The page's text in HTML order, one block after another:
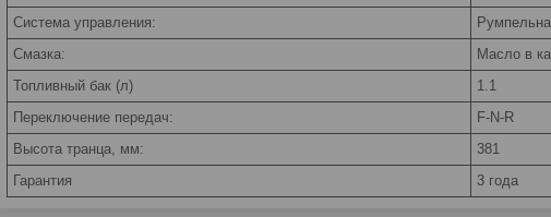
Система управления:
Смазка:
Масло в
Топливный бак (л)
1.1
Переключение передач:
F-N-R
Высота транца, мм:
381
Гарантия
3 года